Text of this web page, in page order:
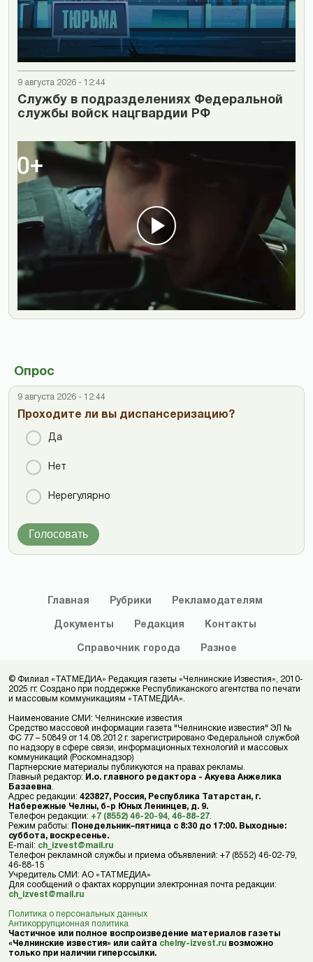
9 августа 2026 - 12:44
Cлужбу в подразделениях Федеральной
службы войск нацгвардии РФ
Опрос
9 августа 2026 - 12:44
Проходите ли вы диспансеризацию?
Да
Нет
Нерегулярно
Голосовать
Главная Рубрики Рекламодателям
Документы Редакция Контакты
Справочник города Разное
© Филиал «ТАТМЕДИА» Редакция газеты «Челнинские Известия», 2010-
2025 гг. Создано при поддержке Республиканского агентства по печати
и массовым коммуникациям «ТАТМЕДИА».
Наименование СМИ: Челнинские известия
Средство массовой информации газета "Челнинские известия" ЭЛ №
ФС 77 – 50849 от 14.08.2012 г. зарегистрировано Федеральной службой
по надзору в сфере связи, информационных технологий и массовых
коммуникаций (Роскомнадзор)
Партнерские материалы публикуются на правах рекламы.
Главный редактор: И.о. главного редактора - Акуева Анжелика
Базаевна
Адрес редакции: 423827, Россия, Республика Татарстан, г.
Набережные Челны, б-р Юных Ленинцев, д. 9.
Телефон редакции: +7 (8552) 46-20-94 46-88-27
Режим работы: Понедельник–пятница с 8:30 до 17:00. Выходные:
суббота, воскресенье.
E-mail: ch_izvest@mail.ru
Телефон рекламной службы и приема объявлений: +7 (8552) 46-02-79,
46-88-15
Учредитель СМИ: АО «ТАТМЕДИА»
Для сообщений о фактах коррупции электронная почта редакции:
ch_izvest@mail.ru
Политика о персональных данных
Антикоррупционная политика
Частичное или полное воспроизведение материалов газеты
«Челнинские известия» или сайта chelny-izvest.ru возможно
только при наличии гиперссылки.